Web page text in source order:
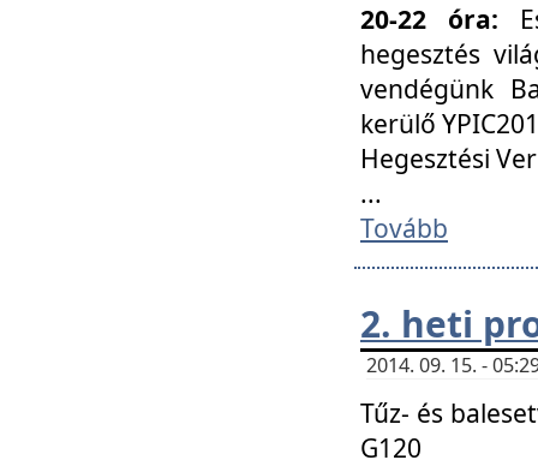
20-22 óra:
hegesztés
vendégünk
kerülő
Hegesztési
...
Tovább
2. heti
2014. 09. 15. -
Tűz- és
G120